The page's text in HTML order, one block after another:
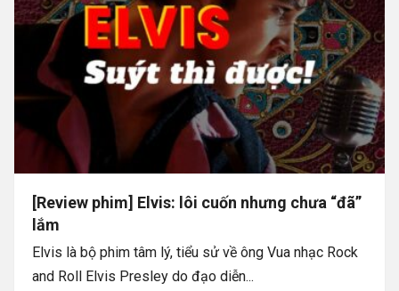
[Review phim] Elvis: lôi cuốn nhưng chưa “đã”
lắm
Elvis là bộ phim tâm lý, tiểu sử về ông Vua nhạc Rock
and Roll Elvis Presley do đạo diễn...